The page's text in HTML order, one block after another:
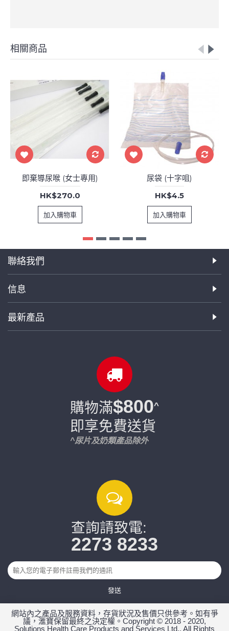
相關商品
即棄導尿喉 (女士專用)
HK$270.0
加入購物車
尿袋 (十字咀)
HK$4.5
加入購物車
聯絡我們
信息
最新產品
購物滿$800^
即享免費送貨
^尿片及奶類產品除外
查詢請致電:
2273 8233
發送
網站內之產品及服務資料，存貨狀況及售價只供參考。如有爭
議，滙寶保留最終之決定權。Copyright © 2018 - 2020,
Solutions Health Care Products and Services Ltd., All Rights